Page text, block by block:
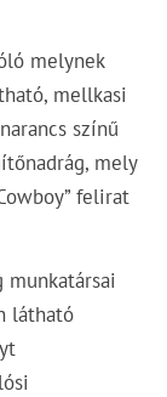
melynek
mellkasi
színű
mely
felirat
munkatársai
látható